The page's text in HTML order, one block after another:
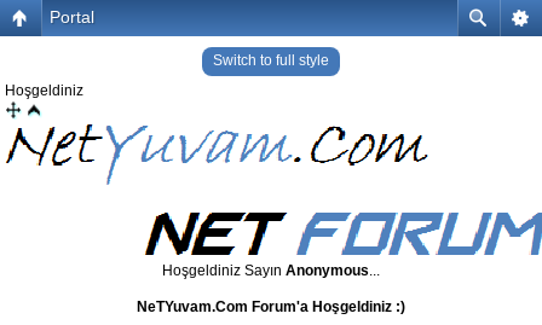
Portal
Switch to full style
Hoşgeldiniz
Hoşgeldiniz Sayın Anonymous...
NeTYuvam.Com Forum'a Hoşgeldiniz :)